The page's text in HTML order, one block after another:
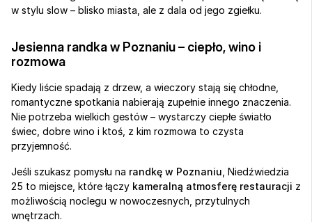
w stylu slow – blisko miasta, ale z dala od jego zgiełku.
Jesienna randka w Poznaniu – ciepło, wino i
rozmowa
Kiedy liście spadają z drzew, a wieczory stają się chłodne,
romantyczne spotkania nabierają zupełnie innego znaczenia.
Nie potrzeba wielkich gestów – wystarczy ciepłe światło
świec, dobre wino i ktoś, z kim rozmowa to czysta
przyjemność.
Jeśli szukasz pomysłu na randkę w Poznaniu , Niedźwiedzia
25 to miejsce, które łączy kameralną atmosferę restauracji z
możliwością noclegu w nowoczesnych, przytulnych
wnętrzach.